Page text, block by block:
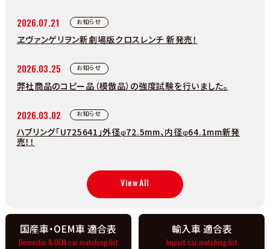
2026.07.21 お知らせ
ヱヴァンゲリヲン新劇場版クロスレンチ 新発売！
2026.03.25 お知らせ
弊社商品のコピー品（模倣品）の強度試験を行いました。
2026.03.02 お知らせ
ハブリング「U725641」外径φ72.5mm、内径φ64.1mm新発
売！！
View All
国産車・OEM車 適合表
Domestic & OEM car matching list
輸入車 適合表
Import car matching list